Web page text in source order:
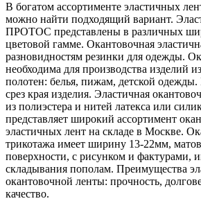
В богатом ассортименте эластичных
можно найти подходящий вариант.
ПРОТОС представлены в различных
цветовой гамме. Окантовочная
разновидностям резинки для одежды.
необходима для производства изделий
полотен: белья, пижам, детской одежды.
срез края изделия. Эластичная
из полиэстера и нитей латекса или
представляет широкий ассортимент
эластичных лент на складе в Москве.
трикотажа имеет ширину 13-22мм,
поверхности, с рисунком и фактурами,
складывания пополам. Преимущества
окантовочной ленты: прочность,
качество.